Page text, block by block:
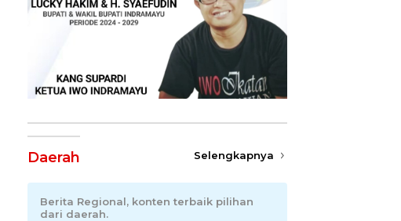
Daerah Selengkapnya
Berita Regional, konten terbaik pilihan
dari daerah.